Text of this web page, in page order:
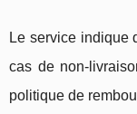
Le service indique
cas de non-
politique de